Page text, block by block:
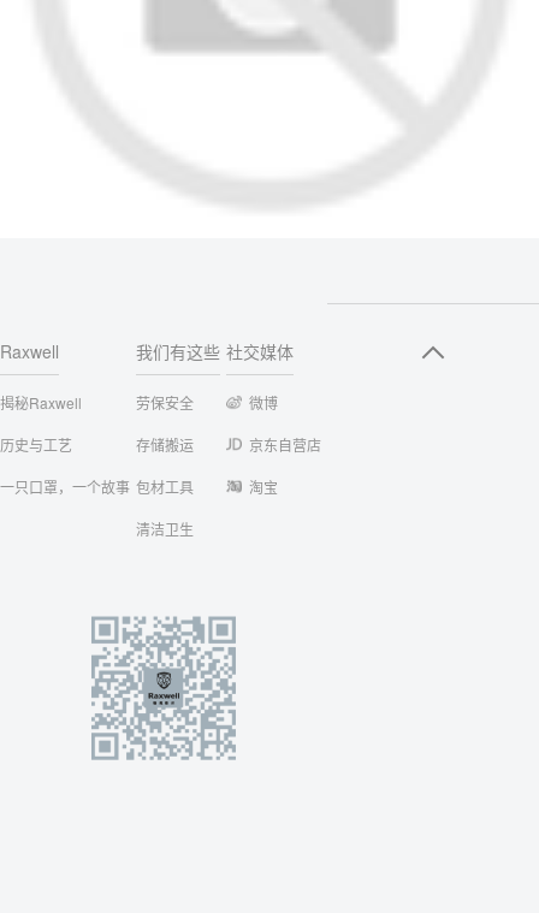
Raxwell
揭秘Raxwell
历史与工艺
一只口罩，一个故事
我们有这些
劳保安全
存储搬运
包材工具
清洁卫生
社交媒体
微博
京东自营店
淘宝